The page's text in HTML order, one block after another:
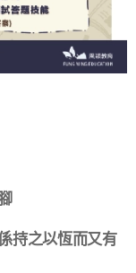
持之以恆而又有